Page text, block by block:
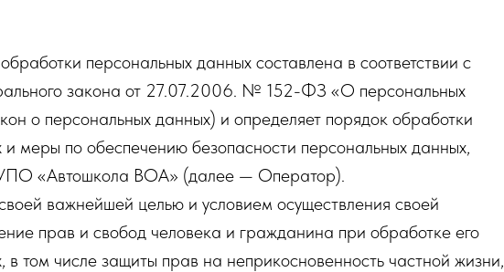
персональных данных составлена в соответствии с
закона от 27.07.2006. № 152-ФЗ «О персональных
о персональных данных) и определяет порядок обработки
меры по обеспечению безопасности персональных данных,
«Автошкола ВОА» (далее — Оператор).
важнейшей целью и условием осуществления своей
прав и свобод человека и гражданина при обработке его
в том числе защиты прав на неприкосновенность частной жизни,